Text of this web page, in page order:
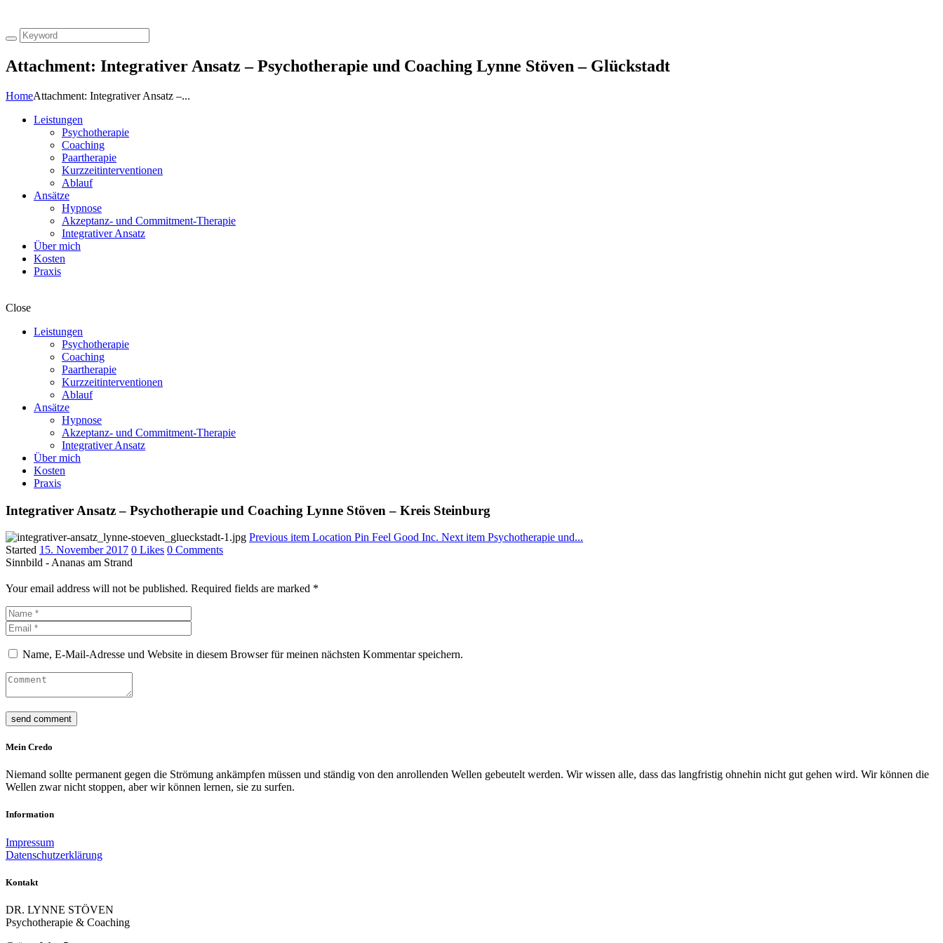
Attachment: Integrativer Ansatz – Psychotherapie und Coaching Lynne Stöven – Glückstadt
HomeAttachment: Integrativer Ansatz –...
Leistungen
Psychotherapie
Coaching
Paartherapie
Kurzzeitinterventionen
Ablauf
Ansätze
Hypnose
Akzeptanz- und Commitment-Therapie
Integrativer Ansatz
Über mich
Kosten
Praxis
Close
Leistungen
Psychotherapie
Coaching
Paartherapie
Kurzzeitinterventionen
Ablauf
Ansätze
Hypnose
Akzeptanz- und Commitment-Therapie
Integrativer Ansatz
Über mich
Kosten
Praxis
Integrativer Ansatz – Psychotherapie und Coaching Lynne Stöven – Kreis Steinburg
Previous item Location Pin Feel Good Inc. Next item Psychotherapie und...
Started 15. November 2017 0 Likes 0 Comments
Sinnbild - Ananas am Strand
Your email address will not be published. Required fields are marked *
Name, E-Mail-Adresse und Website in diesem Browser für meinen nächsten Kommentar speichern.
Mein Credo
Niemand sollte permanent gegen die Strömung ankämpfen müssen und ständig von den anrollenden Wellen gebeutelt werden. Wir wissen alle, dass das langfristig ohnehin nicht gut gehen wird. Wir können die
Wellen zwar nicht stoppen, aber wir können lernen, sie zu surfen.
Information
Impressum
Datenschutzerklärung
Kontakt
DR. LYNNE STÖVEN
Psychotherapie & Coaching